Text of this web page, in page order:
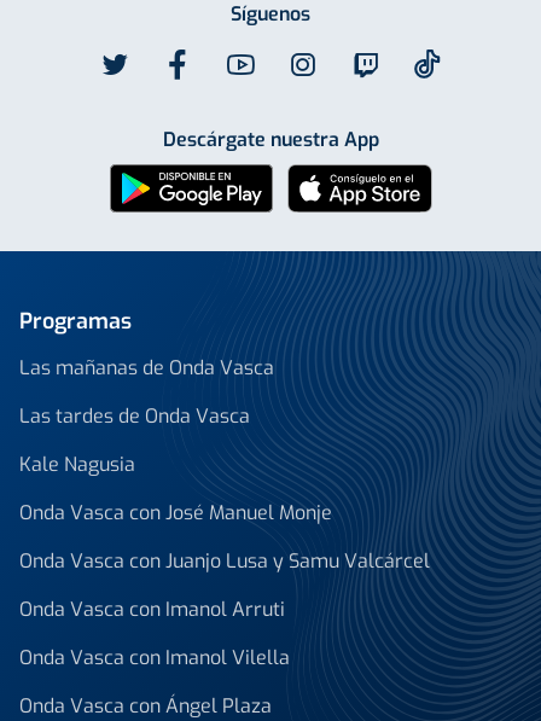
Síguenos
Descárgate nuestra App
Programas
Las mañanas de Onda Vasca
Las tardes de Onda Vasca
Kale Nagusia
Onda Vasca con José Manuel Monje
Onda Vasca con Juanjo Lusa y Samu Valcárcel
Onda Vasca con Imanol Arruti
Onda Vasca con Imanol Vilella
Onda Vasca con Ángel Plaza